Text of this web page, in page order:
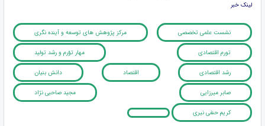
لینک خبر
نشست علمی تخصصی مرکز پژوهش های توسعه و آینده نگری
تورم اقتصادی مهار توّرم و رشد تولید
رشد اقتصادی اقتصاد دانش بنیان
صابر میرزایی مجید صاحبی ­نژاد
کریم حنفی نیری